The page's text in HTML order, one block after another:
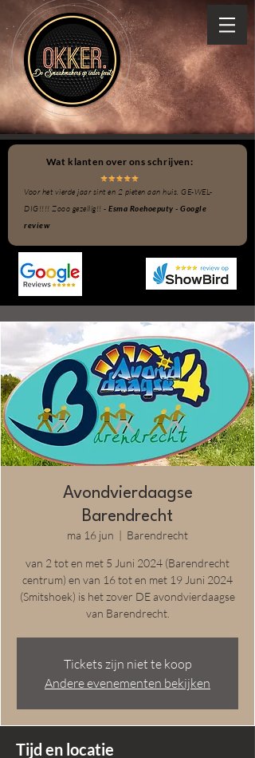
Wat klanten over ons schrijven:
Voor het vierde jaar sint en 2 pieten aan huis. GE-WEL-
DIG!!!! Zooo gezellig!! - Esma Roehoeputy - Google
review
Avondvierdaagse
Barendrecht
ma 16 jun
  |
Barendrecht
van 2 tot en met 5 Juni 2024 (Barendrecht
centrum) en van 16 tot en met 19 Juni 2024
(Smitshoek) is het zover DE avondvierdaagse
van Barendrecht.
Tickets zijn niet te koop
Andere evenementen bekijken
Tijd en locatie